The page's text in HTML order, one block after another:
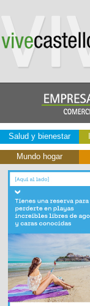
Salud y bienestar
Mundo hogar